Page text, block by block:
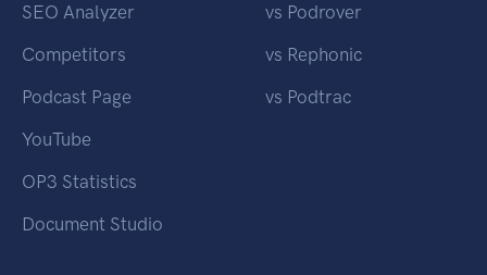
SEO Analyzer
Competitors
Podcast Page
YouTube
OP3 Statistics
Document Studio
vs Podrover
vs Rephonic
vs Podtrac